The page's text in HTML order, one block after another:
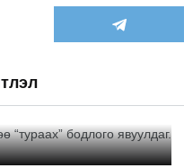
явуулдаг.